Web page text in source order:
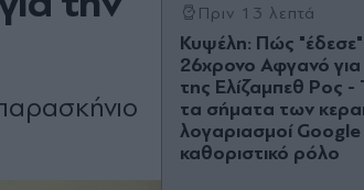
Πριν 13 λεπτά
Κυψέλη: Πώς
26χρονο Αφγανό
της Ελίζαμπεθ Ρος
τα σήματα των
λογαριασμοί Google
καθοριστικό ρόλο